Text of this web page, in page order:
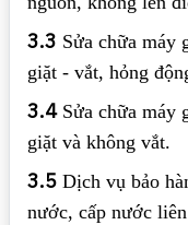
3.3 Sửa chữa máy
giặt - vắt, hỏng
3.4Sửa chữa máy
giặt và không vắt.
3.5 Dịch vụ bảo
nước, cấp nước